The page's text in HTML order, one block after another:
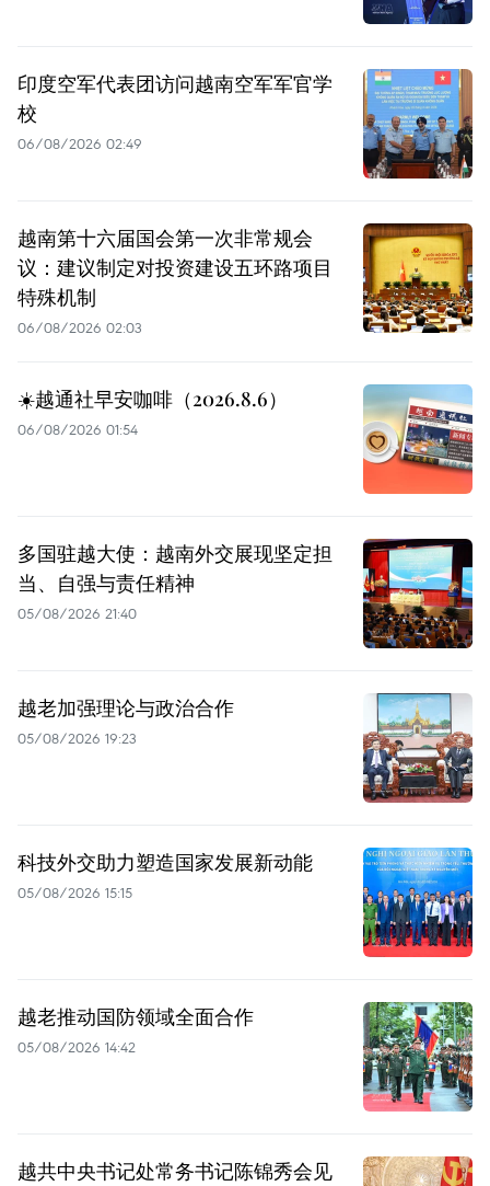
印度空军代表团访问越南空军军官学
校
06/08/2026 02:49
越南第十六届国会第一次非常规会
议：建议制定对投资建设五环路项目
特殊机制
06/08/2026 02:03
☀️越通社早安咖啡（2026.8.6）
06/08/2026 01:54
多国驻越大使：越南外交展现坚定担
当、自强与责任精神
05/08/2026 21:40
越老加强理论与政治合作
05/08/2026 19:23
科技外交助力塑造国家发展新动能
05/08/2026 15:15
越老推动国防领域全面合作
05/08/2026 14:42
越共中央书记处常务书记陈锦秀会见